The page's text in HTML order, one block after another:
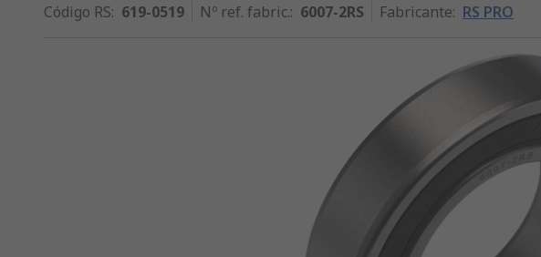
Código RS: 619-0519 Nº ref. fabric.: 6007-2RS Fabricante: RS PRO